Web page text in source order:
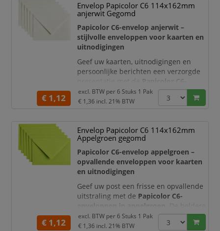
Het stevige papier van100 g/m²zorgt
voor een verzorgde en hoogwaardige
presentatie. De krachtige rode kleur
trekt dire
Envelop Papicolor C6 114x162mm
anjerwit Gegomd
Papicolor C6-envelop anjerwit –
stijlvolle enveloppen voor kaarten en
uitnodigingen
Geef uw kaarten, uitnodigingen en
persoonlijke berichten een verzorgde
Papicolor C6-
enveloppen in anjerwit . De zachte,
warme wittint zorgt voor een elegante
feestelijke gelegenheden, zakelijke
communicatie en creatieve
papierprojecten.
De enveloppen hebben het praktische
€ 1,12
excl. BTW per6 Stuks 1 Pak
€ 1,36 incl. 21% BTW
Envelop Papicolor C6 114x162mm
Appelgroen gegomd
Papicolor C6-envelop appelgroen –
opvallende enveloppen voor kaarten
en uitnodigingen
Geef uw post een frisse en opvallende
uitstraling met de Papicolor C6-
enveloppen in appelgroen
. De heldere
groene kleur trekt direct de aandacht
en maakt deze enveloppen ideaal voor
€ 1,12
excl. BTW per6 Stuks 1 Pak
€ 1,36 incl. 21% BTW